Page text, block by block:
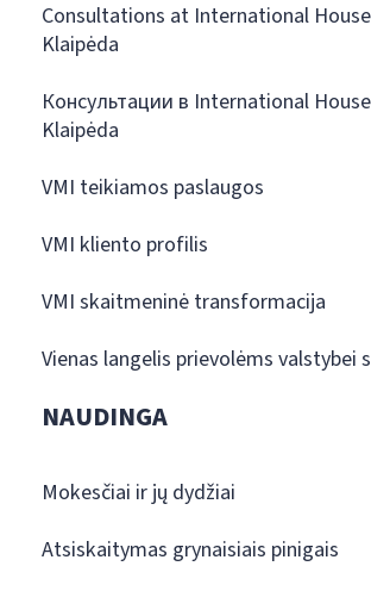
Consultations at International
Klaipėda
Консультации в International
Klaipėda
VMI teikiamos paslaugos
VMI kliento profilis
VMI skaitmeninė transformacija
Vienas langelis prievolėms valstybei
NAUDINGA
Mokesčiai ir jų dydžiai
Atsiskaitymas grynaisiais pinigais